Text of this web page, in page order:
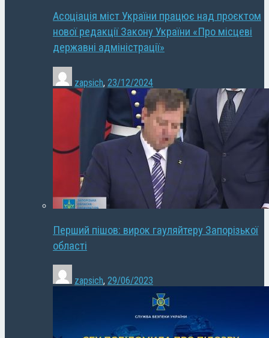
Асоціація міст України працює над проєктом
нової редакції Закону України «Про місцеві
державні адміністрації»
zapsich, 23/12/2024
Перший пішов: вирок гауляйтеру Запорізької
області
zapsich, 29/06/2023